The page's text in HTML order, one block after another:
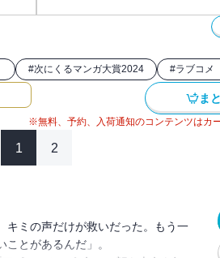
#次にくるマンガ大賞2024 #ラブコメ
ま
※無料、予約、入荷通知のコンテンツはカ
1 2
キミの声だけが救いだった。もう一
とがあるんだ」。